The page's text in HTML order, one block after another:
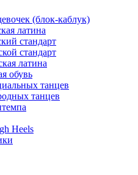
(блок-каблук)
латина
стандарт
стандарт
латина
обувь
танцев
танцев
Heels